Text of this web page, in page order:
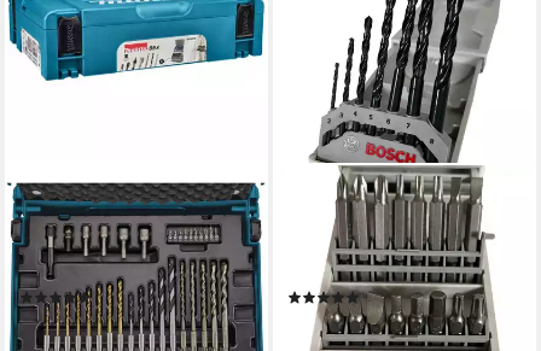
MAKITA
Bohrer- und Bitset B-69478
65-teilig - Bohrer & Bit-Set -
blau/silber
(3)
76,30 €
lieferbar - in 2-3 Werktagen bei dir
Bohrer- und Bit-Set X-
ProLine, (25-tlg), für Holz /
Metall
(5)
14,90 €
lieferbar - in 2-3 Werktagen bei dir